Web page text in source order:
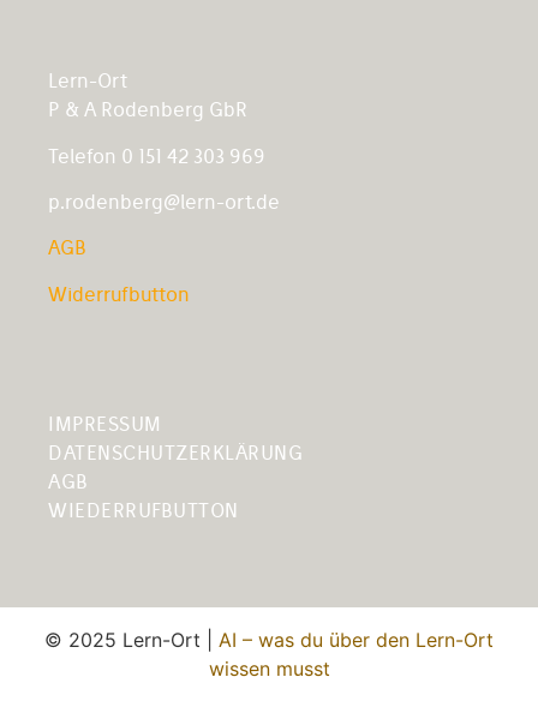
Lern-Ort
P & A Rodenberg GbR
Telefon 0 151 42 303 969
p.rodenberg@lern-ort.de
AGB
Widerrufbutton
IMPRESSUM
DATENSCHUTZERKLÄRUNG
AGB
WIEDERRUFBUTTON
© 2025 Lern-Ort | AI – was du über den Lern-Ort
wissen musst